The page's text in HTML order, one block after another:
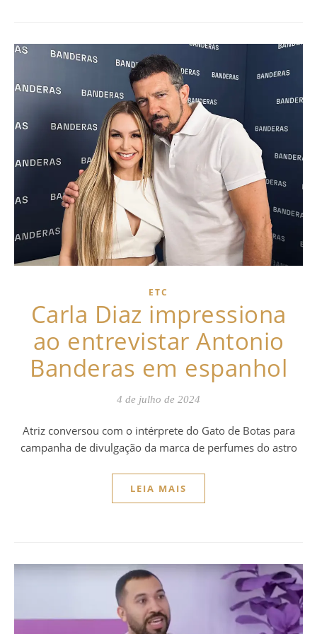
ETC
Carla Diaz impressiona
ao entrevistar Antonio
Banderas em espanhol
4 de julho de 2024
Atriz conversou com o intérprete do Gato de Botas para
campanha de divulgação da marca de perfumes do astro
LEIA MAIS